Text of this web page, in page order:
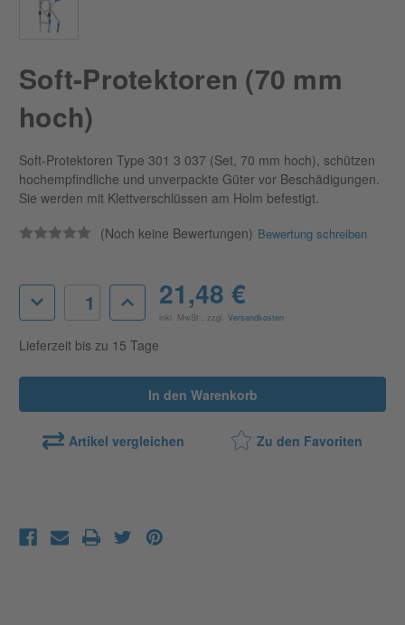
Soft-Protektoren (70 mm
hoch)
Soft-Protektoren Type 301 3 037 (Set, 70 mm hoch), schützen
hochempfindliche und unverpackte Güter vor Beschädigungen.
Sie werden mit Klettverschlüssen am Holm befestigt.
(Noch keine Bewertungen) Bewertung schreiben
Aktueller
Lagerbestand:
Menge
von
Soft-
(70
Menge
von
Soft-
(70
21,48 €
inkl. MwSt., zzgl. Versandkosten
Lieferzeit bis zu 15 Tage
Artikel vergleichen Zu den Favoriten